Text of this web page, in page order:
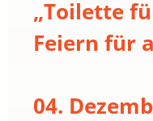
„Toilette
Feiern für
04.